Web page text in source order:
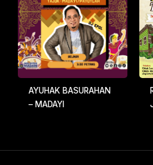
AYUHAK BASURAHAN
– MADAYI